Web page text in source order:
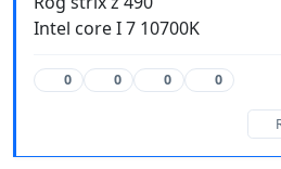
Intel core I 7 10700K
0 0 0 0